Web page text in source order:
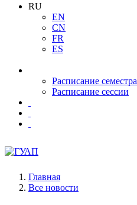
RU
EN
CN
FR
ES
Расписание семестра
Расписание сессии
Главная
Все новости